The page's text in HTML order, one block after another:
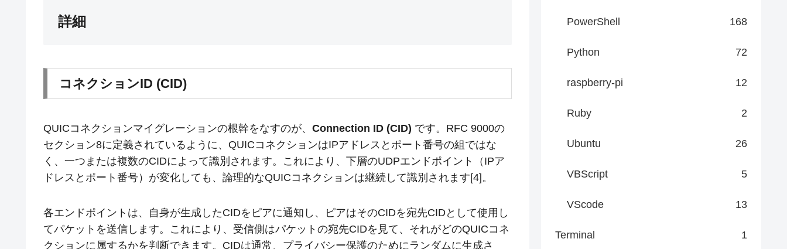
詳細
コネクションID (CID)
QUICコネクションマイグレーションの根幹をなすのが、 Connection ID (CID) です。RFC 9000の
セクション8に定義されているように、QUICコネクションはIPアドレスとポート番号の組ではな
く、一つまたは複数のCIDによって識別されます。これにより、下層のUDPエンドポイント（IPア
ドレスとポート番号）が変化しても、論理的なQUICコネクションは継続して識別されます[4]。
各エンドポイントは、自身が生成したCIDをピアに通知し、ピアはそのCIDを宛先CIDとして使用し
てパケットを送信します。これにより、受信側はパケットの宛先CIDを見て、それがどのQUICコネ
クションに属するかを判断できます。CIDは通常、プライバシー保護のためにランダムに生成さ
PowerShell 168
Python 72
raspberry-pi 12
Ruby 2
Ubuntu 26
VBScript 5
VScode 13
Terminal 1